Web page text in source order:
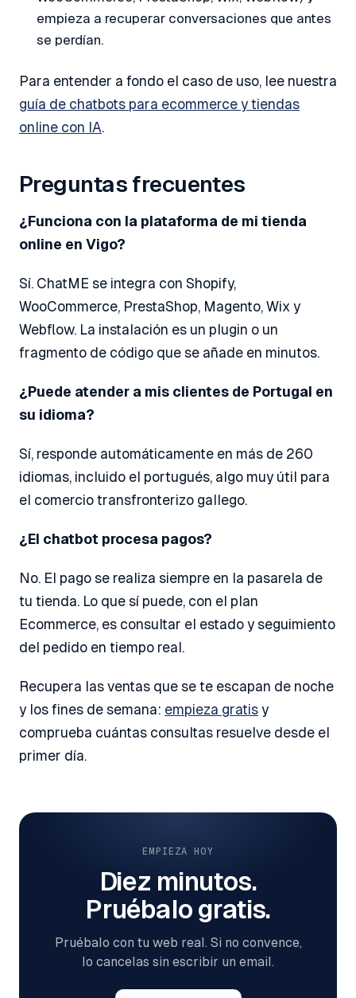
empieza a recuperar conversaciones que antes
se perdían.
Para entender a fondo el caso de uso, lee nuestra
guía de chatbots para ecommerce y tiendas
online con IA.
Preguntas frecuentes
¿Funciona con la plataforma de mi tienda
online en Vigo?
Sí. ChatME se integra con Shopify,
WooCommerce, PrestaShop, Magento, Wix y
Webflow. La instalación es un plugin o un
fragmento de código que se añade en minutos.
¿Puede atender a mis clientes de Portugal en
su idioma?
Sí, responde automáticamente en más de 260
idiomas, incluido el portugués, algo muy útil para
el comercio transfronterizo gallego.
¿El chatbot procesa pagos?
No. El pago se realiza siempre en la pasarela de
tu tienda. Lo que sí puede, con el plan
Ecommerce, es consultar el estado y seguimiento
del pedido en tiempo real.
Recupera las ventas que se te escapan de noche
y los fines de semana: empieza gratis y
comprueba cuántas consultas resuelve desde el
primer día.
EMPIEZA HOY
Diez minutos.
Pruébalo gratis.
Pruébalo con tu web real. Si no convence,
lo cancelas sin escribir un email.